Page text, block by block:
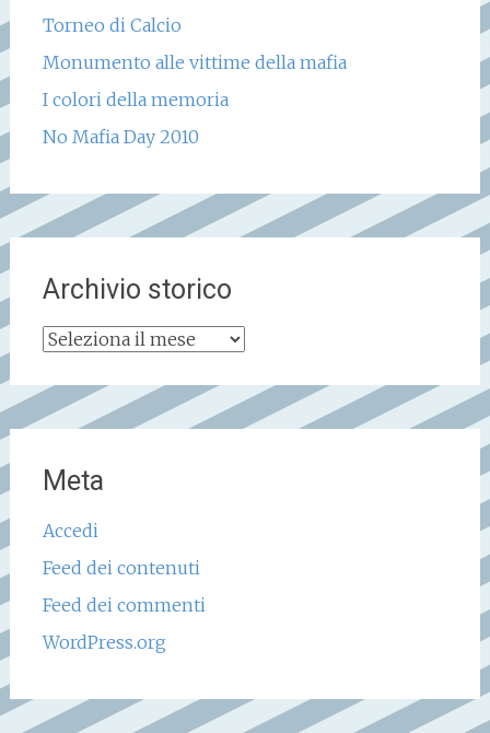
Torneo di Calcio
Monumento alle vittime della mafia
I colori della memoria
No Mafia Day 2010
Archivio storico
Archivio
Meta
Accedi
Feed dei contenuti
Feed dei commenti
WordPress.org